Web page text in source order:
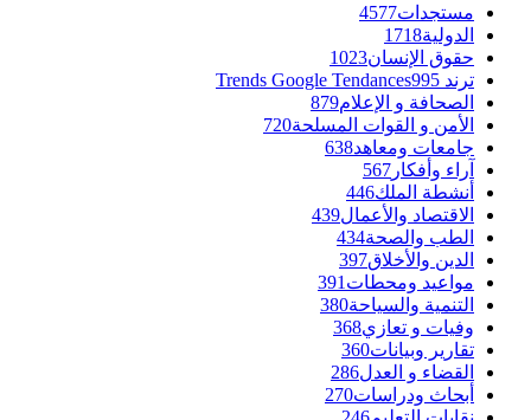
مستجدات4577
الدولية1718
حقوق الإنسان1023
ترند Trends Google Tendances 995
الصحافة و الإعلام879
الأمن و القوات المسلحة720
جامعات ومعاهد638
آراء وأفكار 567
أنشطة الملك446
الاقتصاد والأعمال439
الطب والصحة434
الدين والأخلاق397
مواعيد ومحطات 391
التنمية والسياحة380
وفيات و تعازي368
تقارير وبيانات360
القضاء و العدل286
أبحاث ودراسات270